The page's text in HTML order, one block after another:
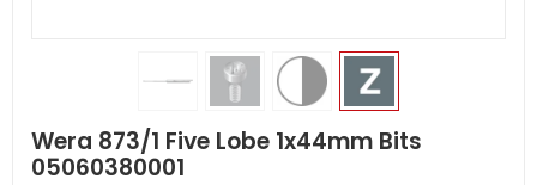
Wera 873/1 Five Lobe 1x44mm Bits
05060380001